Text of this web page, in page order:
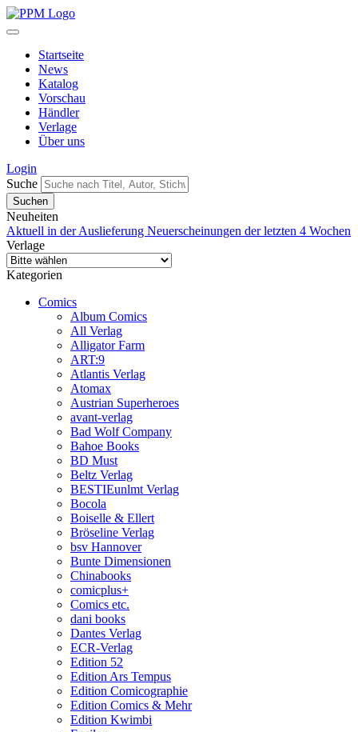
Startseite
News
Katalog
Vorschau
Händler
Verlage
Über uns
Login
Suche
Neuheiten
Aktuell in der Auslieferung Neuerscheinungen der letzten 4 Wochen
Verlage
Kategorien
Comics
Album Comics
All Verlag
Alligator Farm
ART:9
Atlantis Verlag
Atomax
Austrian Superheroes
avant-verlag
Bad Wolf Company
Bahoe Books
BD Must
Beltz Verlag
BESTIEunlmt Verlag
Bocola
Boiselle & Ellert
Bröseline Verlag
bsv Hannover
Bunte Dimensionen
Chinabooks
comicplus+
Comics etc.
dani books
Dantes Verlag
ECR-Verlag
Edition 52
Edition Ars Tempus
Edition Comicographie
Edition Comics & Mehr
Edition Kwimbi